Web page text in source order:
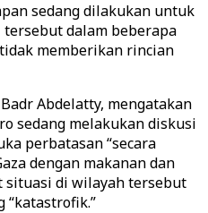
sedang dilakukan untuk
dalam beberapa
memberikan rincian
Abdelatty, mengatakan
sedang melakukan diskusi
perbatasan “secara
dengan makanan dan
situasi di wilayah tersebut
“katastrofik.”